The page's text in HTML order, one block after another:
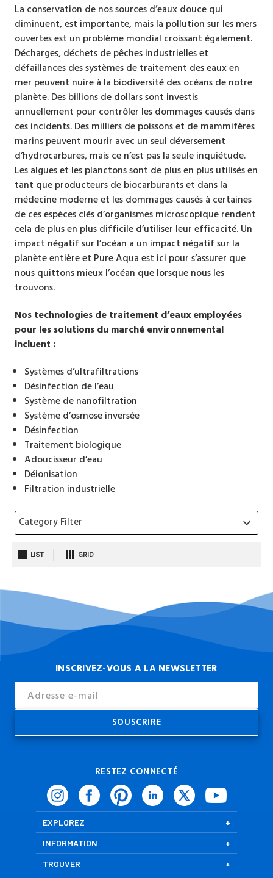
La conservation de nos sources d’eaux douce qui
diminuent, est importante, mais la pollution sur les mers
ouvertes est un problème mondial croissant également.
Décharges, déchets de pêches industrielles et
défaillances des systèmes de traitement des eaux en
mer peuvent nuire à la biodiversité des océans de notre
planète. Des billions de dollars sont investis
annuellement pour contrôler les dommages causés dans
ces incidents. Des milliers de poissons et de mammifères
marins peuvent mourir avec un seul déversement
d’hydrocarbures, mais ce n’est pas la seule inquiétude.
Les algues et les planctons sont de plus en plus utilisés en
tant que producteurs de biocarburants et dans la
médecine moderne et les dommages causés à certaines
de ces espèces clés d’organismes microscopique rendent
cela de plus en plus difficile d’utiliser leur efficacité. Un
impact négatif sur l’océan a un impact négatif sur la
planète entière et Pure Aqua est ici pour s’assurer que
nous quittons mieux l’océan que lorsque nous les
trouvons.
Nos technologies de traitement d’eaux employées
pour les solutions du marché environnemental
incluent :
Systèmes d’ultrafiltrations
Désinfection de l’eau
Système de nanofiltration
Système d’osmose inversée
Désinfection
Traitement biologique
Adoucisseur d’eau
Déionisation
Filtration industrielle
Category Filter keyboard_arrow_down
LIST GRID
INSCRIVEZ-VOUS A LA NEWSLETTER
Address
RESTEZ CONNECTÉ
EXPLOREZ
INFORMATION
TROUVER